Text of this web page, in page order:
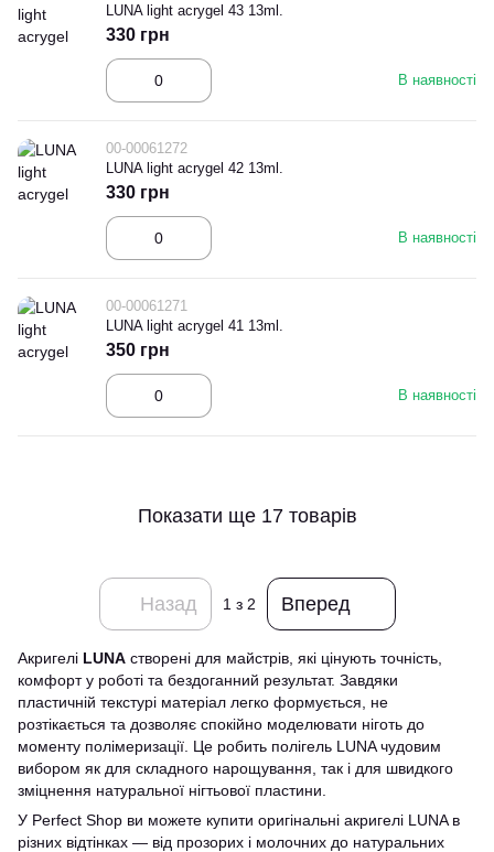
LUNA light acrygel 43 13ml.
В наявності
330 грн
00-00061272
LUNA light acrygel 42 13ml.
В наявності
330 грн
00-00061271
LUNA light acrygel 41 13ml.
В наявності
350 грн
Показати ще 17 товарів
Назад 1 з 2 Вперед
Акригелі LUNA створені для майстрів, які цінують точність,
комфорт у роботі та бездоганний результат. Завдяки
пластичній текстурі матеріал легко формується, не
розтікається та дозволяє спокійно моделювати ніготь до
моменту полімеризації. Це робить полігель LUNA чудовим
вибором як для складного нарощування, так і для швидкого
зміцнення натуральної нігтьової пластини.
У Perfect Shop ви можете купити оригінальні акригелі LUNA в
різних відтінках — від прозорих і молочних до натуральних